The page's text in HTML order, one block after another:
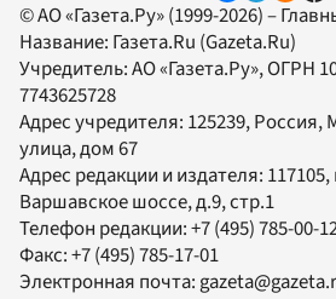
© АО «Газета.Ру» (1999-2026) –
Название: Газета.Ru (Gazeta.Ru)
Учредитель:АО «Газета.Ру», ОГРН
7743625728
Адрес учредителя: 125239, Россия,
улица, дом 67
Адрес редакции и издателя: 117105,
Варшавское шоссе, д.9, стр.1
Телефон редакции:+7 (495) 785-00-
Факс:+7 (495) 785-17-01
Электронная почта: